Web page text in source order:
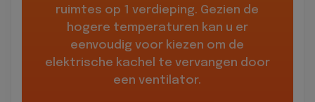
ruimtes op 1 verdieping. Gezien de
hogere temperaturen kan u er
eenvoudig voor kiezen om de
elektrische kachel te vervangen door
een ventilator.